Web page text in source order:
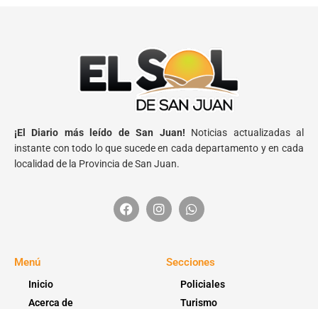
¡El Diario más leído de San Juan! Noticias actualizadas al
instante con todo lo que sucede en cada departamento y en cada
localidad de la Provincia de San Juan.
Menú
Inicio
Acerca de
Secciones
Policiales
Turismo